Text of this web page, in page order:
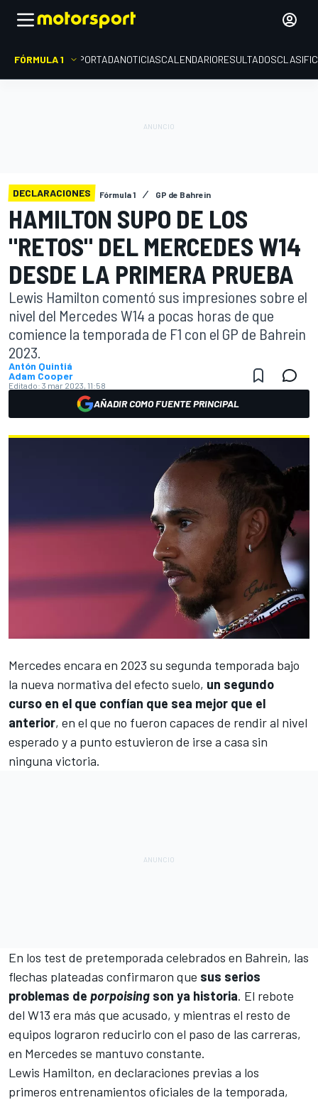
FÓRMULA 1 PORTADANOTICIASCALENDARIORESULTADOS
DECLARACIONES Fórmula 1 GP de Bahrein
HAMILTON SUPO DE LOS
"RETOS" DEL MERCEDES W14
DESDE LA PRIMERA PRUEBA
Lewis Hamilton comentó sus impresiones sobre el
nivel del Mercedes W14 a pocas horas de que
comience la temporada de F1 con el GP de Bahrein
2023.
Antón Quintiá
Adam Cooper
Editado: 3 mar 2023, 11:58
AÑADIR COMO FUENTE PRINCIPAL
Mercedes encara en 2023 su segunda temporada bajo
la nueva normativa del efecto suelo, un segundo
curso en el que confían que sea mejor que el
anterior, en el que no fueron capaces de rendir al nivel
esperado y a punto estuvieron de irse a casa sin
ninguna victoria.
En los test de pretemporada celebrados en Bahrein, las
flechas plateadas confirmaron que sus serios
problemas de porpoising son ya historia. El rebote
del W13 era más que acusado, y mientras el resto de
equipos lograron reducirlo con el paso de las carreras,
en Mercedes se mantuvo constante.
Lewis Hamilton, en declaraciones previas a los
primeros entrenamientos oficiales de la temporada,